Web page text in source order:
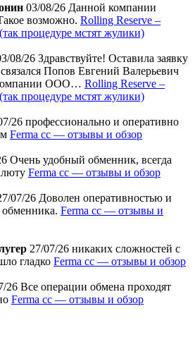
03/08/26 Данной компании
возможно. Rolling Reserve –
процедуре мстят жулики)
08/26 Здравствуйте! Оставила заявку
Попов Евгений Валерьевич
ООО… Rolling Reserve –
процедуре мстят жулики)
26 профессионально и оперативно
Ferma cc — отзывы и обзор
Очень удобный обменник, всегда
Ferma cc — отзывы и обзор
07/26 Доволен оперативностью и
обменника. Ferma cc — отзывы и
27/07/26 никаких сложностей с
гладко Ferma cc — отзывы и обзор
26 Все операции обмена проходят
Ferma cc — отзывы и обзор